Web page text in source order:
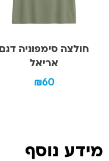
חולצה סימפוניה דגם
אריאל
₪60
מידע נוסף